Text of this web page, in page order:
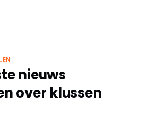
nieuws
over klussen